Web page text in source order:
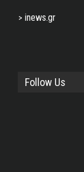
inews.gr
Follow Us